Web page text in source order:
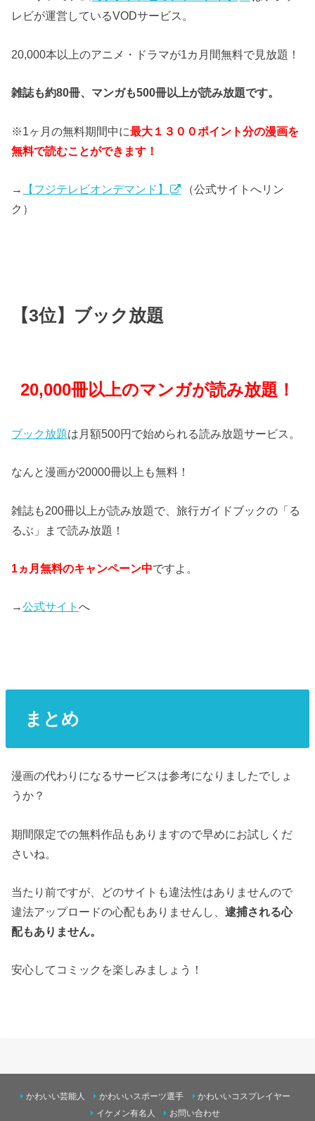
レビが運営しているVODサービス。
20,000本以上のアニメ・ドラマが1カ月間無料で見放題！
雑誌も約80冊、マンガも500冊以上が読み放題です。
※1ヶ月の無料期間中に最大１３００ポイント分の漫画を
無料で読むことができます！
→ 【フジテレビオンデマンド】
（公式サイトへリン
ク）
【3位】ブック放題
20,000冊以上のマンガが読み放題！
ブック放題は月額500円で始められる読み放題サービス。
なんと漫画が20000冊以上も無料！
雑誌も200冊以上が読み放題で、旅行ガイドブックの「る
るぶ」まで読み放題！
1ヵ月無料のキャンペーン中ですよ。
→公式サイトへ
まとめ
漫画の代わりになるサービスは参考になりましたでしょ
うか？
期間限定での無料作品もありますので早めにお試しくだ
さいね。
当たり前ですが、どのサイトも違法性はありませんので
違法アップロードの心配もありませんし、逮捕される心
配もありません。
安心してコミックを楽しみましょう！
かわいい芸能人 かわいいスポーツ選手
かわいいコスプレイヤー
イケメン有名人
お問い合わせ